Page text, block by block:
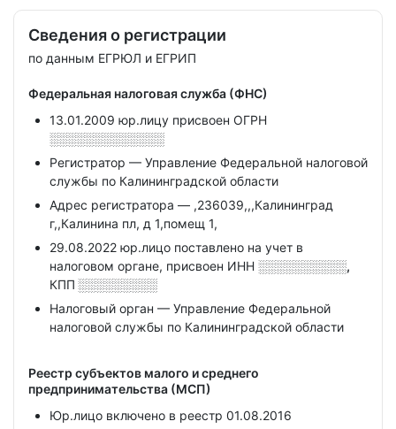
Сведения о регистрации
по данным ЕГРЮЛ и ЕГРИП
Федеральная налоговая служба (ФНС)
13.01.2009 юр.лицу присвоен ОГРН
░░░░░░░░░░░░░
Регистратор — Управление Федеральной налоговой
службы по Калининградской области
Адрес регистратора — ,236039,,,Калининград
г,,Калинина пл, д 1,помещ 1,
29.08.2022 юр.лицо поставлено на учет в
налоговом органе, присвоен ИНН ░░░░░░░░░░,
КПП ░░░░░░░░░
Налоговый орган — Управление Федеральной
налоговой службы по Калининградской области
Реестр субъектов малого и среднего
предпринимательства (МСП)
Юр.лицо включено в реестр 01.08.2016